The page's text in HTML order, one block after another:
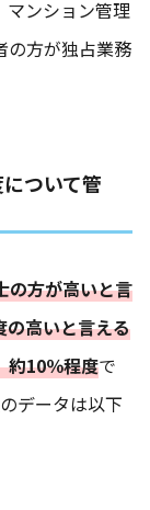
マンション管理
の方が独占業務
ついて管
の方が高いと言
の高いと言える
約10％程度で
データは以下